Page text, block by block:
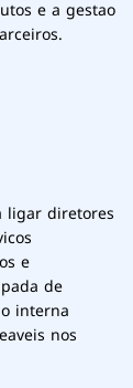
e a gestao
ligar diretores
e
de
interna
nos